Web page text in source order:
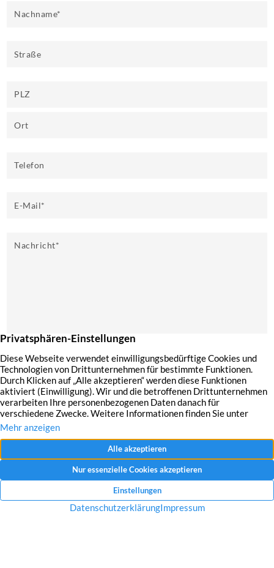
Nachname*
Straße
PLZ
Ort
Telefon
E-Mail*
Nachricht*
Mit dem Absenden Ihrer Anfrage erklären Sie sich mit der Erfassung, Speicherung
und Verwendung Ihrer angegebenen Daten zum Zweck der Bearbeitung Ihrer
Datenschutzerklärung und Widerrufshinweise